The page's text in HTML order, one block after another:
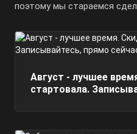
поэтому мы стараемся
Август - лучшее
стартовала.